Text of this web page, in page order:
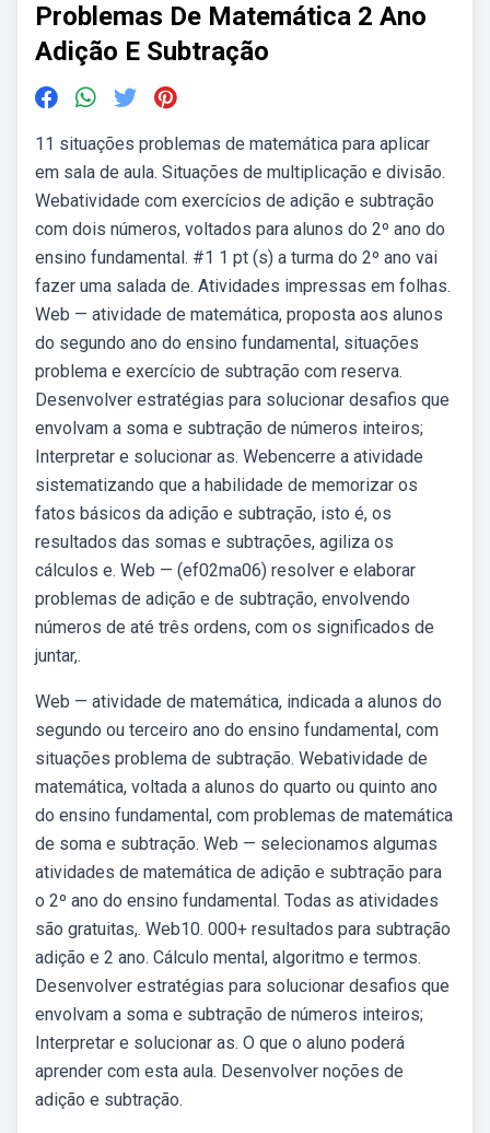
Problemas De Matemática 2 Ano
Adição E Subtração
11 situações problemas de matemática para aplicar
em sala de aula. Situações de multiplicação e divisão.
Webatividade com exercícios de adição e subtração
com dois números, voltados para alunos do 2º ano do
ensino fundamental. #1 1 pt (s) a turma do 2º ano vai
fazer uma salada de. Atividades impressas em folhas.
Web — atividade de matemática, proposta aos alunos
do segundo ano do ensino fundamental, situações
problema e exercício de subtração com reserva.
Desenvolver estratégias para solucionar desafios que
envolvam a soma e subtração de números inteiros;
Interpretar e solucionar as. Webencerre a atividade
sistematizando que a habilidade de memorizar os
fatos básicos da adição e subtração, isto é, os
resultados das somas e subtrações, agiliza os
cálculos e. Web — (ef02ma06) resolver e elaborar
problemas de adição e de subtração, envolvendo
números de até três ordens, com os significados de
juntar,.
Web — atividade de matemática, indicada a alunos do
segundo ou terceiro ano do ensino fundamental, com
situações problema de subtração. Webatividade de
matemática, voltada a alunos do quarto ou quinto ano
do ensino fundamental, com problemas de matemática
de soma e subtração. Web — selecionamos algumas
atividades de matemática de adição e subtração para
o 2º ano do ensino fundamental. Todas as atividades
são gratuitas,. Web10. 000+ resultados para subtração
adição e 2 ano. Cálculo mental, algoritmo e termos.
Desenvolver estratégias para solucionar desafios que
envolvam a soma e subtração de números inteiros;
Interpretar e solucionar as. O que o aluno poderá
aprender com esta aula. Desenvolver noções de
adição e subtração.